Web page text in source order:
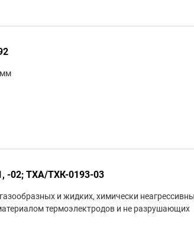
-02; ТХА/ТХК-0193-03
и жидких, химически
термоэлектродов и не разрушающих